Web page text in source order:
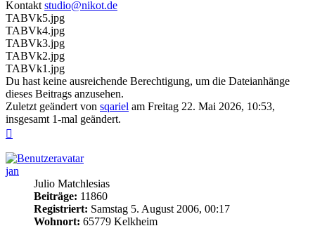
Kontakt studio@nikot.de
TABVk5.jpg
TABVk4.jpg
TABVk3.jpg
TABVk2.jpg
TABVk1.jpg
Du hast keine ausreichende Berechtigung, um die Dateianhänge
dieses Beitrags anzusehen.
Zuletzt geändert von sqariel am Freitag 22. Mai 2026, 10:53,
insgesamt 1-mal geändert.
jan
Julio Matchlesias
Beiträge: 11860
Registriert: Samstag 5. August 2006, 00:17
Wohnort: 65779 Kelkheim